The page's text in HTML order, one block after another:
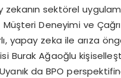
sektörel
Deneyimi ve
yapay zeka ile arıza
Burak Ağaoğlu
da BPO